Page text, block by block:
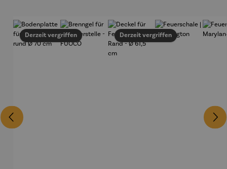
Derzeit vergriffen Derzeit vergriffen